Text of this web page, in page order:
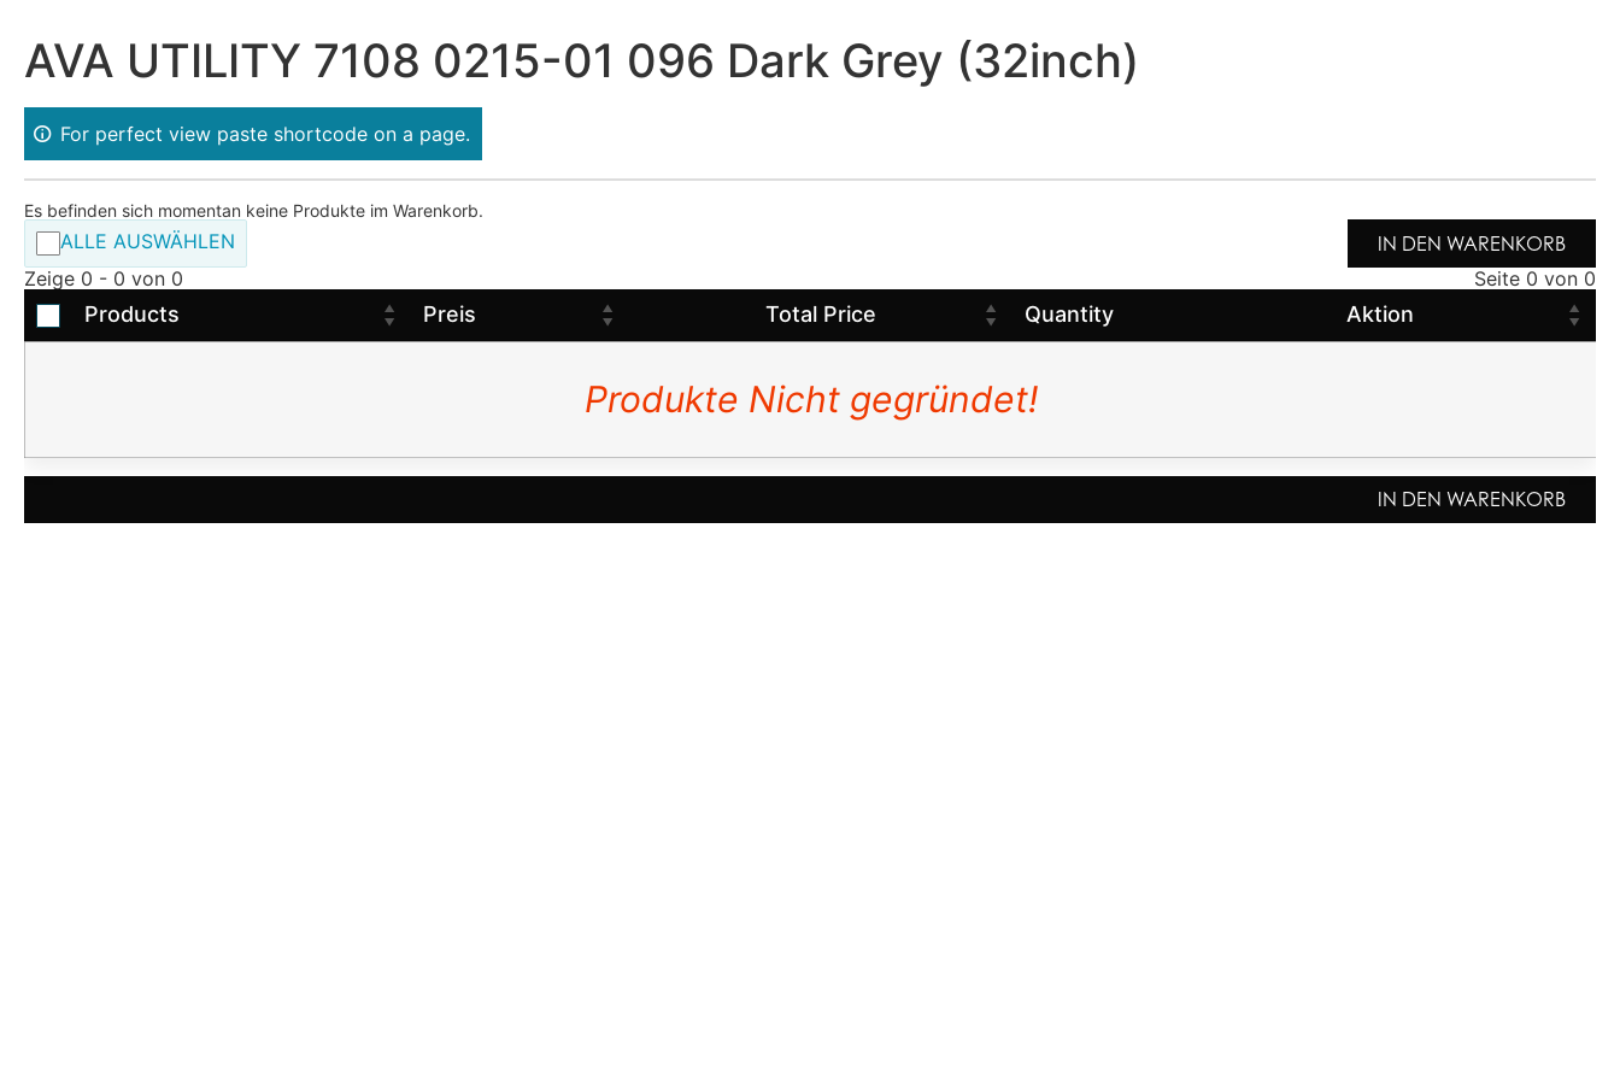
AVA UTILITY 7108 0215-01 096 Dark Grey (32inch)
For perfect view paste shortcode on a page.
Es befinden sich momentan keine Produkte im Warenkorb.
ALLE AUSWÄHLEN
IN DEN WARENKORB
Zeige 0 - 0 von 0
Seite 0 von 0
Products Preis Total Price Quantity Aktion
Produkte Nicht gegründet!
IN DEN WARENKORB